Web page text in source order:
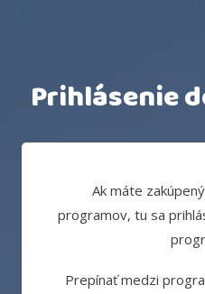
Prihlásenie
Ak máte
programov, tu sa
Prepínať medzi